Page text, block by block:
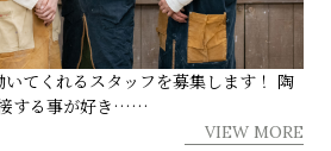
てくれるスタッフを募集します！ 陶
する事が好き……
VIEW MORE